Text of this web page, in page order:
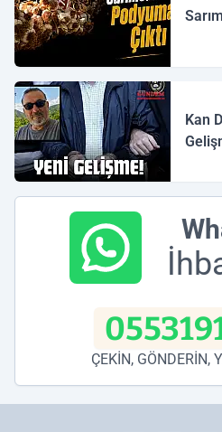
Kan
ÇEKİN, GÖNDERİN,